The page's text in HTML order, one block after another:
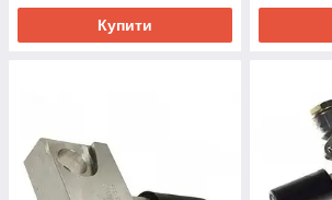
Купити